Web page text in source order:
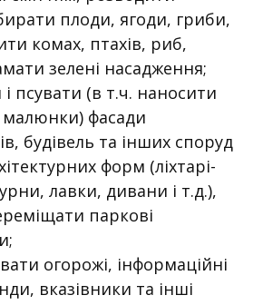
плоди, ягоди, гриби,
комах, птахів, риб,
зелені насадження;
псувати (в т.ч. наносити
фасади
будівель та інших споруд
форм (ліхтарі-
лавки, дивани і т.д.),
паркові
огорожі, інформаційні
вказівники та інші